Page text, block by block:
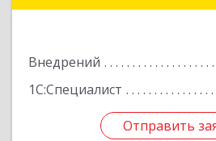
Внедрений
1С:Специалист
Отправить
Отправить